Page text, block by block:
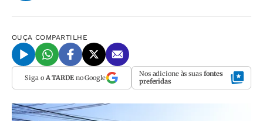
OUÇA COMPARTILHE
Siga o A TARDEno Google Nos adicione às suas fontes
preferidas